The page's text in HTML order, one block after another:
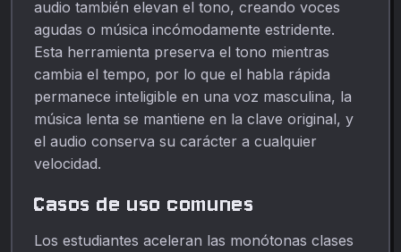
audio también elevan el tono, creando voces
agudas o música incómodamente estridente.
Esta herramienta preserva el tono mientras
cambia el tempo, por lo que el habla rápida
permanece inteligible en una voz masculina, la
música lenta se mantiene en la clave original, y
el audio conserva su carácter a cualquier
velocidad.
Casos de uso comunes
Los estudiantes aceleran las monótonas clases